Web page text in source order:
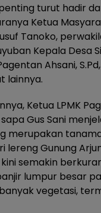
turut hadir
Ketua
Tanoko,
Kepala Desa
Ahsani,
lainnya.
Ketua LPMK
Gus Sani
merupakan
lereng Gunung
semakin
lumpur besar
vegetasi,